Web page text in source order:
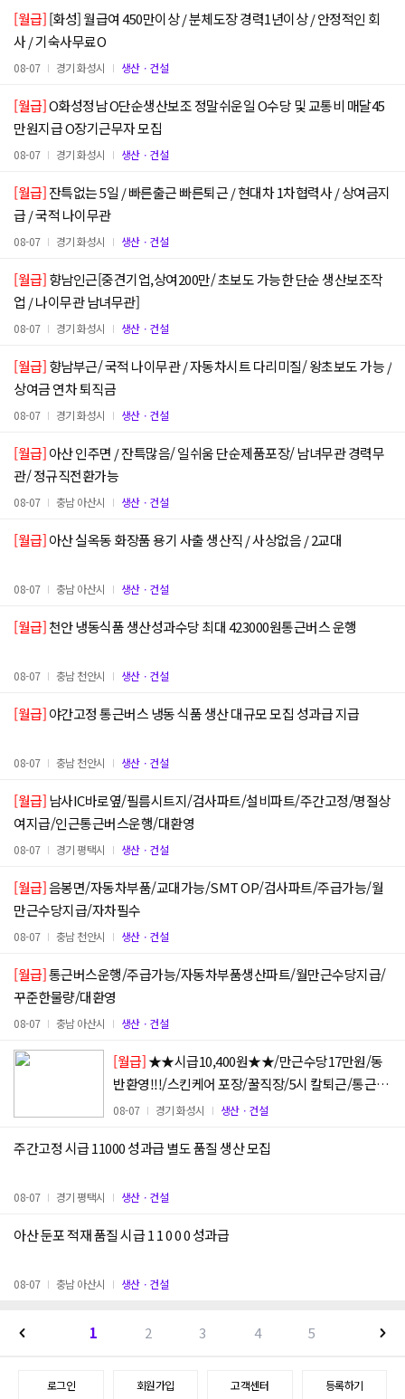
[월급]
사 / 기숙사무료O
08-07 경기 화성시 생산ㆍ건설
[월급]
만원지급 O장기근무자 모집
08-07 경기 화성시 생산ㆍ건설
[월급]
급 / 국적 나이무관
08-07 경기 화성시 생산ㆍ건설
[월급]
업 / 나이무관 남녀무관]
08-07 경기 화성시 생산ㆍ건설
[월급]
상여금 연차 퇴직금
08-07 경기 화성시 생산ㆍ건설
[월급]
관/ 정규직전환가능
08-07 충남 아산시 생산ㆍ건설
[월급]아산 실옥동 화장품 용기 사출 생산직 / 사상없음 / 2교대
08-07 충남 아산시 생산ㆍ건설
[월급]천안 냉동식품 생산성과수당 최대 423000원통근버스 운행
08-07 충남 천안시 생산ㆍ건설
[월급]야간고정 통근버스 냉동 식품 생산 대규모 모집 성과급 지급
08-07 충남 천안시 생산ㆍ건설
[월급]
여지급/인근통근버스운행/대환영
08-07 경기 평택시 생산ㆍ건설
[월급]
만근수당지급/자차필수
08-07 충남 천안시 생산ㆍ건설
[월급]
꾸준한물량/대환영
08-07 충남 아산시 생산ㆍ건설
[월급]
반환영!!!/스킨케어 포장/꿀직장/5시 칼퇴근/통근운
행
08-07 경기 화성시 생산ㆍ건설
주간고정 시급 11000 성과급 별도 품질 생산 모집
08-07 경기 평택시 생산ㆍ건설
아산 둔포 적재 품질 시급 1 1 0 0 0 성과급
08-07 충남 아산시 생산ㆍ건설
1 2 3 4 5
로그인 회원가입 고객센터 등록하기